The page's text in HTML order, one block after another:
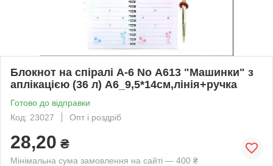
Блокнот на спіралі А-6 No А613 "Машинки" з
аплікацією (36 л) А6_9,5*14см,лінія+ручка
Готово до відправки
Код: 23027
Опт і роздріб
28,20 ₴
Мінімальна сума замовлення на сайті — 400 ₴